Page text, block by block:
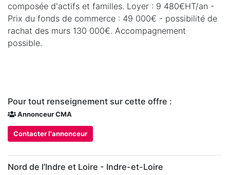
composée d'actifs et familles. Loyer : 9 480€HT/an -
Prix du fonds de commerce : 49 000€ - possibilité de
rachat des murs 130 000€. Accompagnement
possible.
Pour tout renseignement sur cette offre :
Annonceur CMA
Contacter l'annonceur
Nord de l’Indre et Loire - Indre-et-Loire